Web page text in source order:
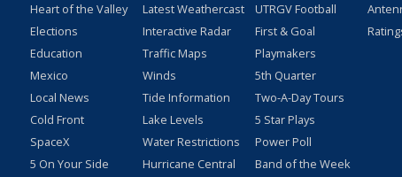
Heart of the Valley
Elections
Education
Mexico
Local News
Cold Front
SpaceX
5 On Your Side
Latest Weathercast
Interactive Radar
Traffic Maps
Winds
Tide Information
Lake Levels
Water Restrictions
Hurricane Central
UTRGV Football
First & Goal
Playmakers
5th Quarter
Two-A-Day Tours
5 Star Plays
Power Poll
Band of the Week